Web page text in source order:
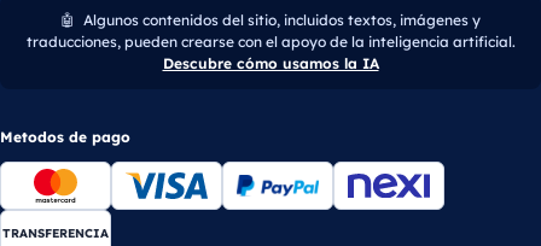
🤖 Algunos contenidos del sitio, incluidos textos, imágenes y
traducciones, pueden crearse con el apoyo de la inteligencia artificial.
Descubre cómo usamos la IA
Metodos de pago
TRANSFERENCIA